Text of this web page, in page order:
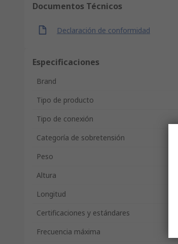
Documentos Técnicos
Declaración de conformidad
Especificaciones
Brand
Tipo de producto
Tipo de conexión
Categoría de sobretensión
Peso
Altura
Longitud
Certificaciones y estándares
Frecuencia máxima